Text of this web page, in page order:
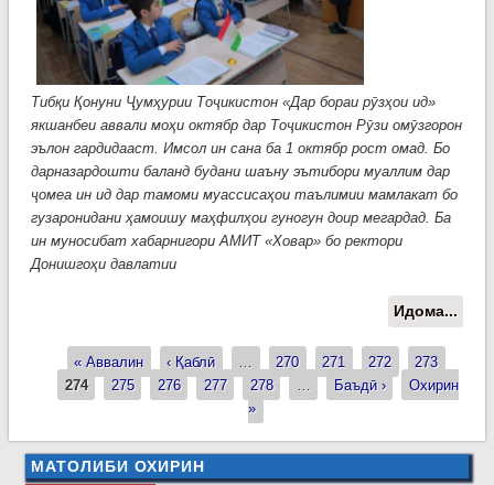
Тибқи Қонуни Ҷумҳурии Тоҷикистон «Дар бораи рӯзҳои ид»
якшанбеи аввали моҳи октябр дар Тоҷикистон Рӯзи омӯзгорон
эълон гардидааст. Имсол ин сана ба 1 октябр рост омад. Бо
дарназардошти баланд будани шаъну эътибори муаллим дар
ҷомеа ин ид дар тамоми муассисаҳои таълимии мамлакат бо
гузаронидани ҳамоишу маҳфилҳои гуногун доир мегардад. Ба
ин муносибат хабарнигори АМИТ «Ховар» бо ректори
Донишгоҳи давлатии
Идома...
Рӯзи
Страницы
« Аввалин ‹ Қаблӣ 270 271 272
273
274
275 276 277 278 Баъдӣ ›
Охирин
»
МАТОЛИБИ ОХИРИН